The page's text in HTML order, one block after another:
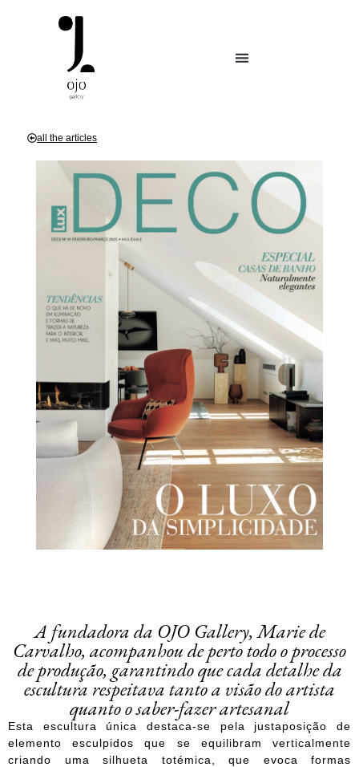
all the articles
A fundadora da OJO Gallery, Marie de
Carvalho, acompanhou de perto todo o processo
de produção, garantindo que cada detalhe da
escultura respeitava tanto a visão do artista
quanto o saber-fazer artesanal
Esta escultura única destaca-se pela justaposição de
elemento esculpidos que se equilibram verticalmente
criando uma silhueta totémica, que evoca formas